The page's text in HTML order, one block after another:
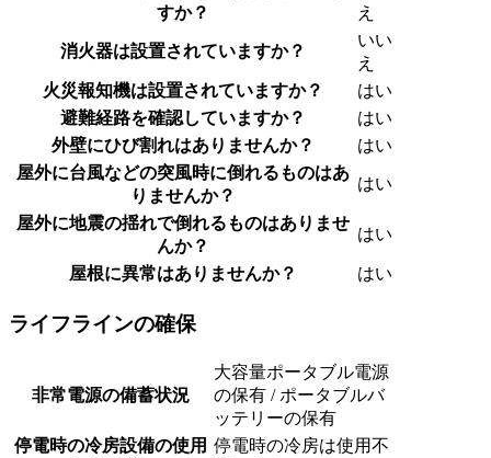
すか？
え
消火器は設置されていますか？
いい
え
火災報知機は設置されていますか？
はい
避難経路を確認していますか？
はい
外壁にひび割れはありませんか？
はい
屋外に台風などの突風時に倒れるものはあ
りませんか？
はい
屋外に地震の揺れで倒れるものはありませ
んか？
はい
屋根に異常はありませんか？ はい
ライフラインの確保
非常電源の備蓄状況
大容量ポータブル電源
の保有 / ポータブルバ
ッテリーの保有
停電時の冷房設備の使用 停電時の冷房は使用不